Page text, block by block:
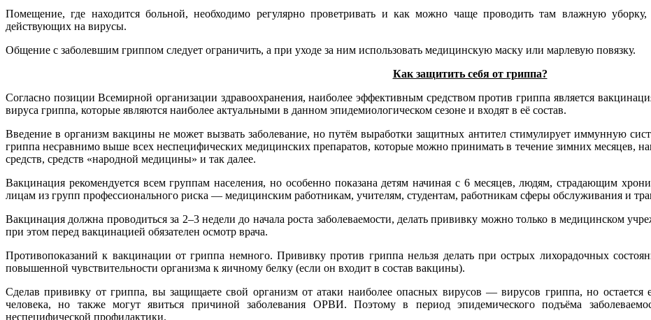
Помещение, где находится больной, необходимо регулярно проветривать и как можно чаще проводить там влажную
действующих на вирусы.
Общение с заболевшим гриппом следует ограничить, а при уходе за ним использовать медицинскую маску или марлевую повязку.
Как защитить себя от гриппа?
Согласно позиции Всемирной организации здравоохранения, наиболее эффективным средством против гриппа является
вируса гриппа, которые являются наиболее актуальными в данном эпидемиологическом сезоне и входят в её состав.
Введение в организм вакцины не может вызвать заболевание, но путём выработки защитных антител стимулирует иммунную
гриппа несравнимо выше всех неспецифических медицинских препаратов, которые можно принимать в течение зимних месяцев,
средств, средств «народной медицины» и так далее.
Вакцинация рекомендуется всем группам населения, но особенно показана детям начиная с 6 месяцев, людям, страдающим
лицам из групп профессионального риска — медицинским работникам, учителям, студентам, работникам сферы обслуживания и
Вакцинация должна проводиться за 2–3 недели до начала роста заболеваемости, делать прививку можно только в медицинском
при этом перед вакцинацией обязателен осмотр врача.
Противопоказаний к вакцинации от гриппа немного. Прививку против гриппа нельзя делать при острых лихорадочных
повышенной чувствительности организма к яичному белку (если он входит в состав вакцины).
Сделав прививку от гриппа, вы защищаете свой организм от атаки наиболее опасных вирусов — вирусов гриппа, но
человека, но также могут явиться причиной заболевания ОРВИ. Поэтому в период эпидемического подъёма
неспецифической профилактики.